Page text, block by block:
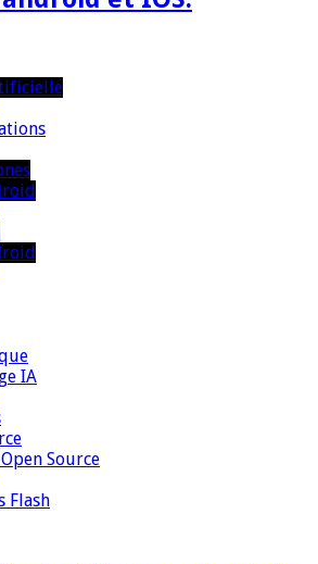
IA
Source
Flash